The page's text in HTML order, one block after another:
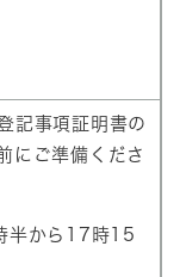
記事項証明書の
にご準備くださ
半から17時15